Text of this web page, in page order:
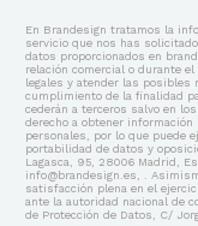
En Brandesign tratamos la
servicio que nos has
datos proporcionados en
relación comercial o durante
legales y atender las
cumplimiento de la finalidad
cederán a terceros salvo en
derecho a obtener
personales, por lo que puede
portabilidad de datos y
Lagasca, 95, 28006 Madrid,
info@brandesign.es, .
satisfacción plena en el
ante la autoridad nacional de
de Protección de Datos, C/